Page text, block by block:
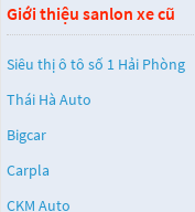
Giới thiệu sanlon xe cũ
Siêu thị ô tô số 1 Hải Phòng
Thái Hà Auto
Bigcar
Carpla
CKM Auto